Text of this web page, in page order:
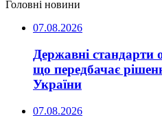
Головні новини
07.08.2026
Державні стандарти
що передбачає
України
07.08.2026